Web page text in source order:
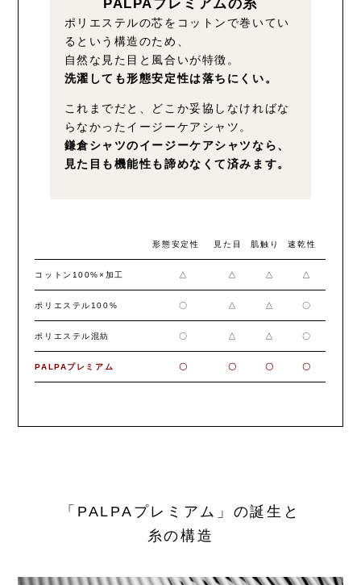
ポリエステルの芯をコットンで巻いてい
るという構造のため、
自然な見た目と風合いが特徴。
洗濯しても形態安定性は落ちにくい。
これまでだと、どこか妥協しなければな
らなかったイージーケアシャツ。
鎌倉シャツのイージーケアシャツなら、
見た目も機能性も諦めなくて済みます。
形態安定性 見た目 肌触り 速乾性
コットン100%×加工 △ △ △ △
ポリエステル100% 〇 △ △ 〇
ポリエステル混紡 〇 △ △ 〇
PALPAプレミアム 〇 〇 〇 〇
「PALPAプレミアム」の誕生と
糸の構造